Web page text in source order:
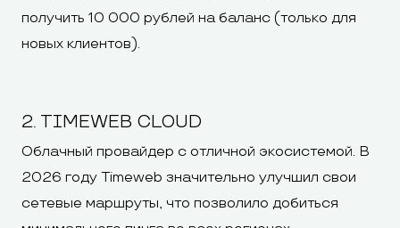
получить 10 000 рублей на баланс (только для
новых клиентов).
2. TIMEWEB CLOUD
Облачный провайдер с отличной экосистемой. В
2026 году Timeweb значительно улучшил свои
сетевые маршруты, что позволило добиться